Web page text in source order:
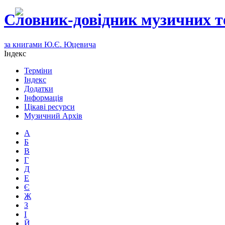
Словник-довідник музичних
за книгами Ю.Є. Юцевича
Індекс
Терміни
Індекс
Додатки
Інформація
Цікаві ресурси
Музичний Архів
А
Б
В
Г
Д
Е
Є
Ж
З
І
Й